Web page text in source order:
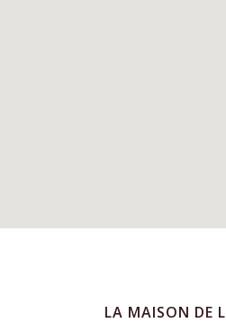
LA MAISON DE